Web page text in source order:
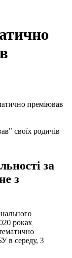
своїх родичів
за
з
роках
в середу, 3